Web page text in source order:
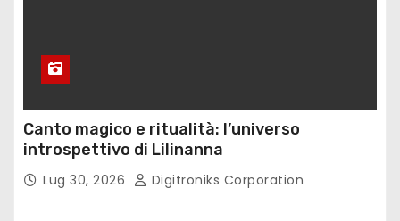
Canto magico e ritualità: l’universo
introspettivo di Lilinanna
Lug 30, 2026 Digitroniks Corporation